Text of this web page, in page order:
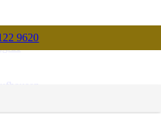
9620